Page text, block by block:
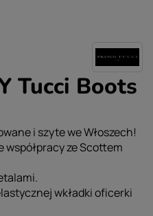
Tucci Boots
i szyte we Włoszech!
współpracy ze Scottem
wkładki oficerki